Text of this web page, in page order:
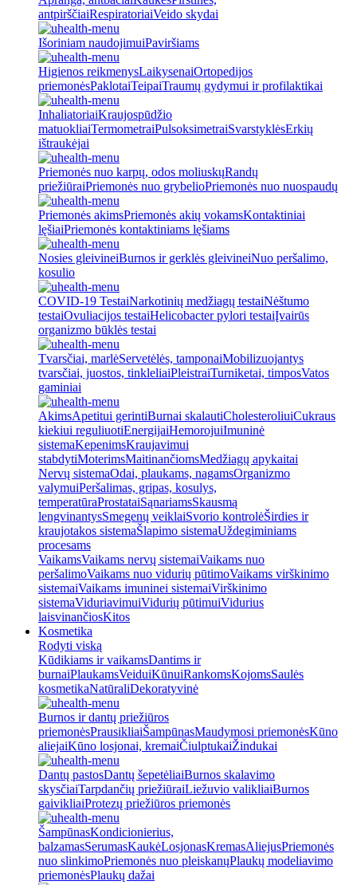
antpirščiaiRespiratoriaiVeido skydai
Išoriniam naudojimuiPaviršiams
Higienos reikmenysLaikysenaiOrtopedijos
priemonėsPaklotaiTeipaiTraumų gydymui ir profilaktikai
InhaliatoriaiKraujospūdžio
matuokliaiTermometraiPulsoksimetraiSvarstyklėsErkių
ištraukėjai
Priemonės nuo karpų, odos moliuskųRandų
priežiūraiPriemonės nuo grybelioPriemonės nuo nuospaudų
Priemonės akimsPriemonės akių vokamsKontaktiniai
lęšiaiPriemonės kontaktiniams lęšiams
Nosies gleivineiBurnos ir gerklės gleivineiNuo peršalimo,
kosulio
COVID-19 TestaiNarkotinių medžiagų testaiNėštumo
testaiOvuliacijos testaiHelicobacter pylori testaiĮvairūs
organizmo būklės testai
Tvarsčiai, marlėServetėlės, tamponaiMobilizuojantys
tvarsčiai, juostos, tinkleliaiPleistraiTurniketai, timposVatos
gaminiai
AkimsApetitui gerintiBurnai skalautiCholesteroliuiCukraus
kiekiui reguliuotiEnergijaiHemorojuiImuninė
sistemaKepenimsKraujavimui
stabdytiMoterimsMaitinančiomsMedžiagų apykaitai
Nervų sistemaOdai, plaukams, nagamsOrganizmo
valymuiPeršalimas, gripas, kosulys,
temperatūraProstataiSąnariamsSkausmą
lengvinantysSmegenų veiklaiSvorio kontrolėŠirdies ir
kraujotakos sistemaŠlapimo sistemaUždegiminiams
procesams
VaikamsVaikams nervų sistemaiVaikams nuo
peršalimoVaikams nuo vidurių pūtimoVaikams virškinimo
sistemaiVaikams imuninei sistemaiVirškinimo
sistemaViduriavimuiVidurių pūtimuiVidurius
laisvinančiosKitos
Kosmetika
Rodyti viską
Kūdikiams ir vaikamsDantims ir
burnaiPlaukamsVeiduiKūnuiRankomsKojomsSaulės
kosmetikaNatūraliDekoratyvinė
Burnos ir dantų priežiūros
priemonėsPrausikliaiŠampūnasMaudymosi priemonėsKūno
aliejaiKūno losjonai, kremaiČiulptukaiŽindukai
Dantų pastosDantų šepetėliaiBurnos skalavimo
skysčiaiTarpdančių priežiūraiLiežuvio valikliaiBurnos
gaivikliaiProtezų priežiūros priemonės
ŠampūnasKondicionierius,
balzamasSerumasKaukėLosjonasKremasAliejusPriemonės
nuo slinkimoPriemonės nuo pleiskanųPlaukų modeliavimo
priemonėsPlaukų dažai